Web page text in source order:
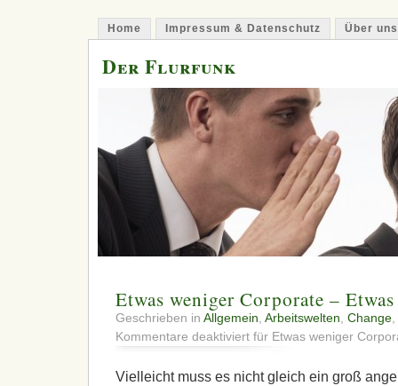
Home Impressum & Datenschutz Über uns
Der Flurfunk
Etwas weniger Corporate –
Geschrieben in Allgemein Arbeitswelten Change
Kommentare deaktiviert für Etwas weniger
Vielleicht muss es nicht gleich ein groß